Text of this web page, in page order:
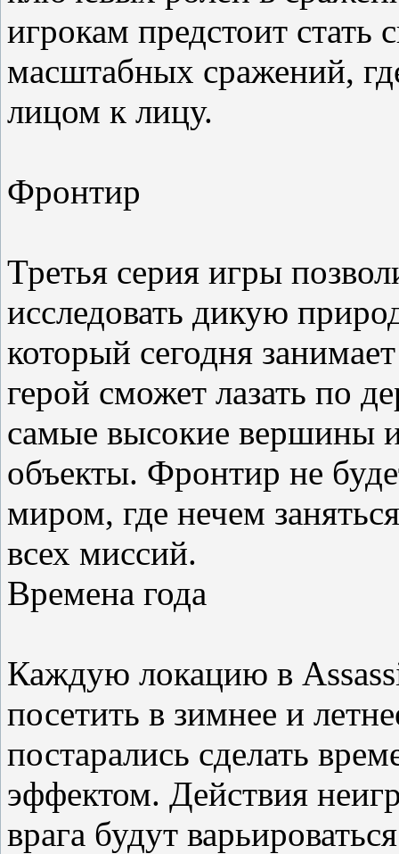
игрокам предстоит стать
масштабных сражений,
лицом к лицу.
Фронтир
Третья серия игры
исследовать дикую
который сегодня
герой сможет лазать по
самые высокие вершины
объекты. Фронтир не
миром, где нечем
всех миссий.
Времена года
Каждую локацию в
посетить в зимнее и
постарались сделать
эффектом. Действия
врага будут